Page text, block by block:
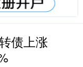
债上涨